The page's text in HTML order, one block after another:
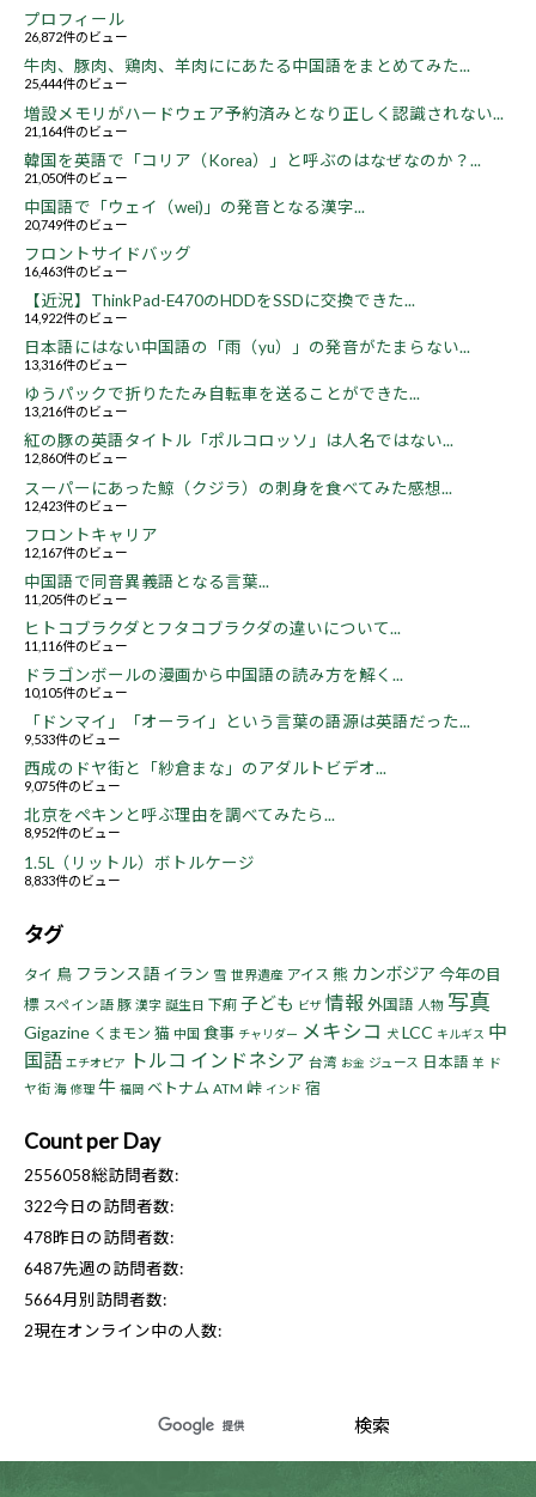
プロフィール
26,872件のビュー
牛肉、豚肉、鶏肉、羊肉ににあたる中国語をまとめてみた...
25,444件のビュー
増設メモリがハードウェア予約済みとなり正しく認識されない...
21,164件のビュー
韓国を英語で「コリア（Korea）」と呼ぶのはなぜなのか？...
21,050件のビュー
中国語で「ウェイ（wei)」の発音となる漢字...
20,749件のビュー
フロントサイドバッグ
16,463件のビュー
【近況】ThinkPad-E470のHDDをSSDに交換できた...
14,922件のビュー
日本語にはない中国語の「雨（yu）」の発音がたまらない...
13,316件のビュー
ゆうパックで折りたたみ自転車を送ることができた...
13,216件のビュー
紅の豚の英語タイトル「ポルコロッソ」は人名ではない...
12,860件のビュー
スーパーにあった鯨（クジラ）の刺身を食べてみた感想...
12,423件のビュー
フロントキャリア
12,167件のビュー
中国語で同音異義語となる言葉...
11,205件のビュー
ヒトコブラクダとフタコブラクダの違いについて...
11,116件のビュー
ドラゴンボールの漫画から中国語の読み方を解く...
10,105件のビュー
「ドンマイ」「オーライ」という言葉の語源は英語だった...
9,533件のビュー
西成のドヤ街と「紗倉まな」のアダルトビデオ...
9,075件のビュー
北京をペキンと呼ぶ理由を調べてみたら...
8,952件のビュー
1.5L（リットル）ボトルケージ
8,833件のビュー
タグ
タイ 鳥 フランス語 イラン 雪 世界遺産 アイス 熊 カンボジア 今年の目
標 スペイン語 豚 漢字 誕生日 下痢 子ども ビザ 情報 外国語 人物 写真
Gigazine くまモン 猫 中国 食事 チャリダー メキシコ 犬 LCC キルギス 中
国語 エチオピア トルコ インドネシア 台湾 お金 ジュース 日本語 羊 ド
ヤ街 海 修理 牛 福岡 ベトナム ATM 峠 インド 宿
Count per Day
2556058総訪問者数:
322今日の訪問者数:
478昨日の訪問者数:
6487先週の訪問者数:
5664月別訪問者数:
2現在オンライン中の人数: